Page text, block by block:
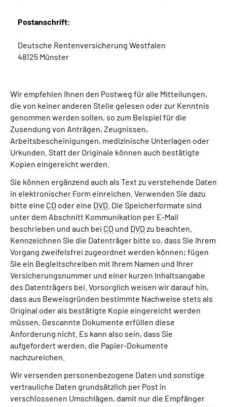
Postanschrift:
Deutsche Rentenversicherung Westfalen
48125 Münster
Wir empfehlen Ihnen den Postweg für alle Mitteilungen,
die von keiner anderen Stelle gelesen oder zur Kenntnis
genommen werden sollen, so zum Beispiel für die
Zusendung von Anträgen, Zeugnissen,
Arbeitsbescheinigungen, medizinische Unterlagen oder
Urkunden. Statt der Originale können auch bestätigte
Kopien eingereicht werden.
Sie können ergänzend auch als Text zu verstehende Daten
in elektronischer Form einreichen. Verwenden Sie dazu
bitte eine CD oder eine DVD . Die Speicherformate sind
unter dem Abschnitt Kommunikation per E-Mail
beschrieben und auch bei CD und DVD zu beachten.
Kennzeichnen Sie die Datenträger bitte so, dass Sie Ihrem
Vorgang zweifelsfrei zugeordnet werden können; fügen
Sie ein Begleitschreiben mit Ihrem Namen und Ihrer
Versicherungsnummer und einer kurzen Inhaltsangabe
des Datenträgers bei. Vorsorglich weisen wir darauf hin,
dass aus Beweisgründen bestimmte Nachweise stets als
Original oder als bestätigte Kopie eingereicht werden
müssen. Gescannte Dokumente erfüllen diese
Anforderung nicht. Es kann also sein, dass Sie
aufgefordert werden, die Papier-Dokumente
nachzureichen.
Wir versenden personenbezogene Daten und sonstige
vertrauliche Daten grundsätzlich per Post in
verschlossenen Umschlägen, damit nur die Empfänger